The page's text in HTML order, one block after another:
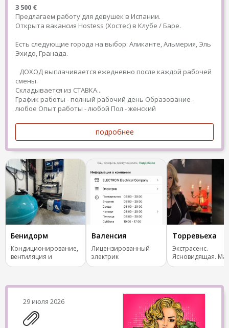
3 500 €
Предлагаем работу для девушек в Испании.
Открыта вакансия Hostess (Хостес) в Клубе / Баре.
Есть следующие города на выбор: Аликанте, Альмерия, Эль
Эхидо, Гранада.
ДОХОД выплачивается ежедневно после каждой рабочей
смены.
Складывается из СТАВКА...
График работы - полный рабочий день Образование -
любое Опыт работы - любой Пол - женский
подробнее
Бенидорм
Кондиционирование,
вентиляция и
отопление.
Валенсия
Лицензированный
электрик
Торревьеха
Экстрасенс.
Ясновидящая.
Испания, все
29 июля 2026